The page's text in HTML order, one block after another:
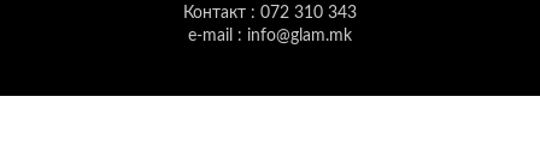
Контакт : 072 310 343
e-mail : info@glam.mk